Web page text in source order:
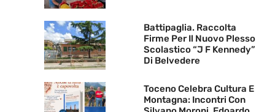
Battipaglia. Raccolta
Firme Per Il Nuovo Plesso
Scolastico “J F Kennedy”
Di Belvedere
Toceno Celebra Cultura E
Montagna: Incontri Con